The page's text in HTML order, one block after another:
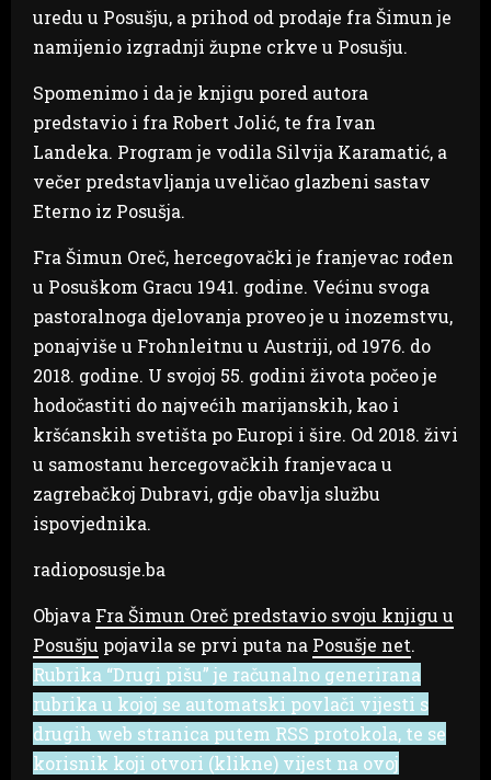
uredu u Posušju, a prihod od prodaje fra Šimun je
namijenio izgradnji župne crkve u Posušju.
Spomenimo i da je knjigu pored autora
predstavio i fra Robert Jolić, te fra Ivan
Landeka. Program je vodila Silvija Karamatić, a
večer predstavljanja uveličao glazbeni sastav
Eterno iz Posušja.
Fra Šimun Oreč, hercegovački je franjevac rođen
u Posuškom Gracu 1941. godine. Većinu svoga
pastoralnoga djelovanja proveo je u inozemstvu,
ponajviše u Frohnleitnu u Austriji, od 1976. do
2018. godine. U svojoj 55. godini života počeo je
hodočastiti do najvećih marijanskih, kao i
kršćanskih svetišta po Europi i šire. Od 2018. živi
u samostanu hercegovačkih franjevaca u
zagrebačkoj Dubravi, gdje obavlja službu
ispovjednika.
radioposusje.ba
Objava Fra Šimun Oreč predstavio svoju knjigu u
Posušju pojavila se prvi puta na Posušje net.
Rubrika “Drugi pišu” je računalno generirana
rubrika u kojoj se automatski povlači vijesti s
drugih web stranica putem RSS protokola, te se
korisnik koji otvori (klikne) vijest na ovoj